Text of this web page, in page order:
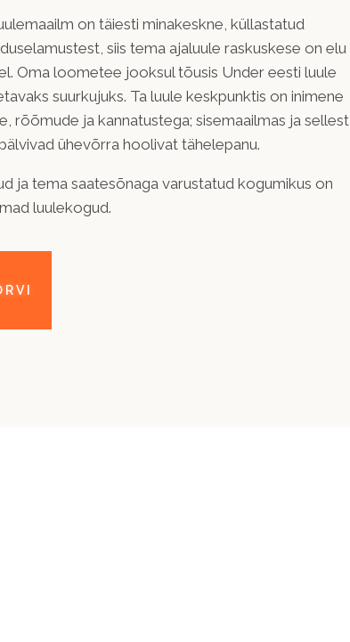
on täiesti minakeskne, küllastatud
siis tema ajaluule raskuskese on elu
Oma loometee jooksul tõusis Under eesti luule
suurkujuks. Ta luule keskpunktis on inimene
rõõmude ja kannatustega; sisemaailmas ja sellest
ühevõrra hoolivat tähelepanu.
ja tema saatesõnaga varustatud kogumikus on
luulekogud.